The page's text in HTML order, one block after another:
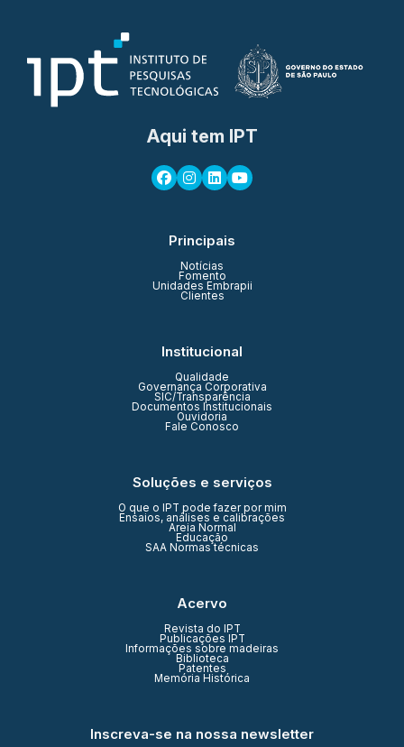
Aqui tem IPT
Principais
Notícias
Fomento
Unidades Embrapii
Clientes
Institucional
Qualidade
Governança Corporativa
SIC/Transparência
Documentos Institucionais
Ouvidoria
Fale Conosco
Soluções e serviços
O que o IPT pode fazer por mim
Ensaios, análises e calibrações
Areia Normal
Educação
SAA Normas técnicas
Acervo
Revista do IPT
Publicações IPT
Informações sobre madeiras
Biblioteca
Patentes
Memória Histórica
Inscreva-se na nossa newsletter